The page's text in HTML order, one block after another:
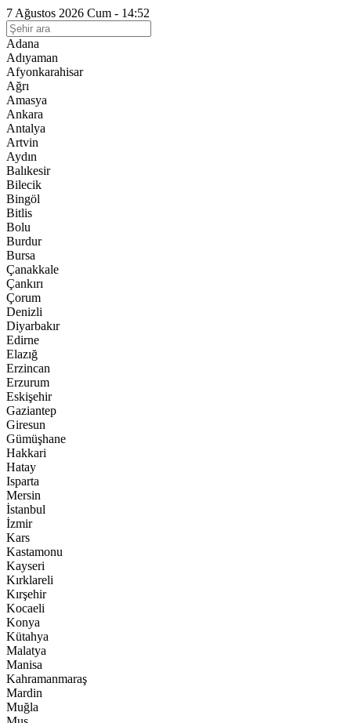
7 Ağustos 2026 Cum - 14:52
Adana
Adıyaman
Afyonkarahisar
Ağrı
Amasya
Ankara
Antalya
Artvin
Aydın
Balıkesir
Bilecik
Bingöl
Bitlis
Bolu
Burdur
Bursa
Çanakkale
Çankırı
Çorum
Denizli
Diyarbakır
Edirne
Elazığ
Erzincan
Erzurum
Eskişehir
Gaziantep
Giresun
Gümüşhane
Hakkari
Hatay
Isparta
Mersin
İstanbul
İzmir
Kars
Kastamonu
Kayseri
Kırklareli
Kırşehir
Kocaeli
Konya
Kütahya
Malatya
Manisa
Kahramanmaraş
Mardin
Muğla